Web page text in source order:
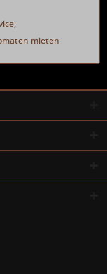
,
mieten